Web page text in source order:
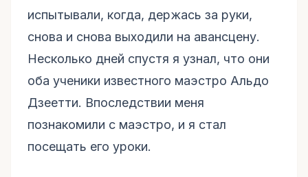
испытывали, когда, держась за руки,
снова и снова выходили на авансцену.
Несколько дней спустя я узнал, что они
оба ученики известного маэстро Альдо
Дзеетти. Впоследствии меня
познакомили с маэстро, и я стал
посещать его уроки.